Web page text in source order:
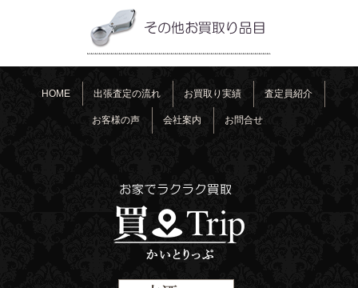
HOME 出張査定の流れ お買取り実績 査定員紹介
お客様の声 会社案内 お問合せ